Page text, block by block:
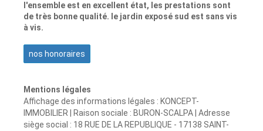
l'ensemble est en excellent état, les prestations sont
de très bonne qualité. le jardin exposé sud est sans vis
à vis.
nos honoraires
Mentions légales
Affichage des informations légales : KONCEPT-
IMMOBILIER | Raison sociale : BURON-SCALPA | Adresse
siège social : 18 RUE DE LA REPUBLIQUE - 17138 SAINT-